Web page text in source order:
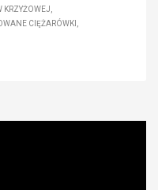
KRZYŻOWEJ
CIĘŻARÓWKI